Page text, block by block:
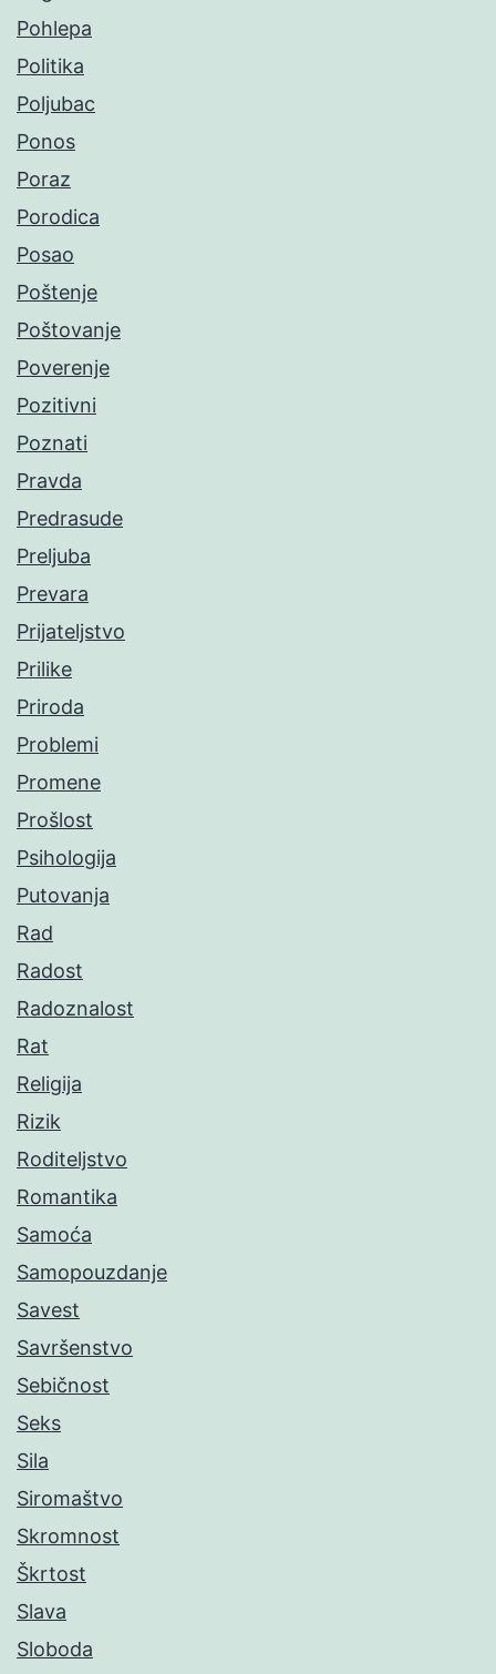
Pohlepa
Politika
Poljubac
Ponos
Poraz
Porodica
Posao
Poštenje
Poštovanje
Poverenje
Pozitivni
Poznati
Pravda
Predrasude
Preljuba
Prevara
Prijateljstvo
Prilike
Priroda
Problemi
Promene
Prošlost
Psihologija
Putovanja
Rad
Radost
Radoznalost
Rat
Religija
Rizik
Roditeljstvo
Romantika
Samoća
Samopouzdanje
Savest
Savršenstvo
Sebičnost
Seks
Sila
Siromaštvo
Skromnost
Škrtost
Slava
Sloboda